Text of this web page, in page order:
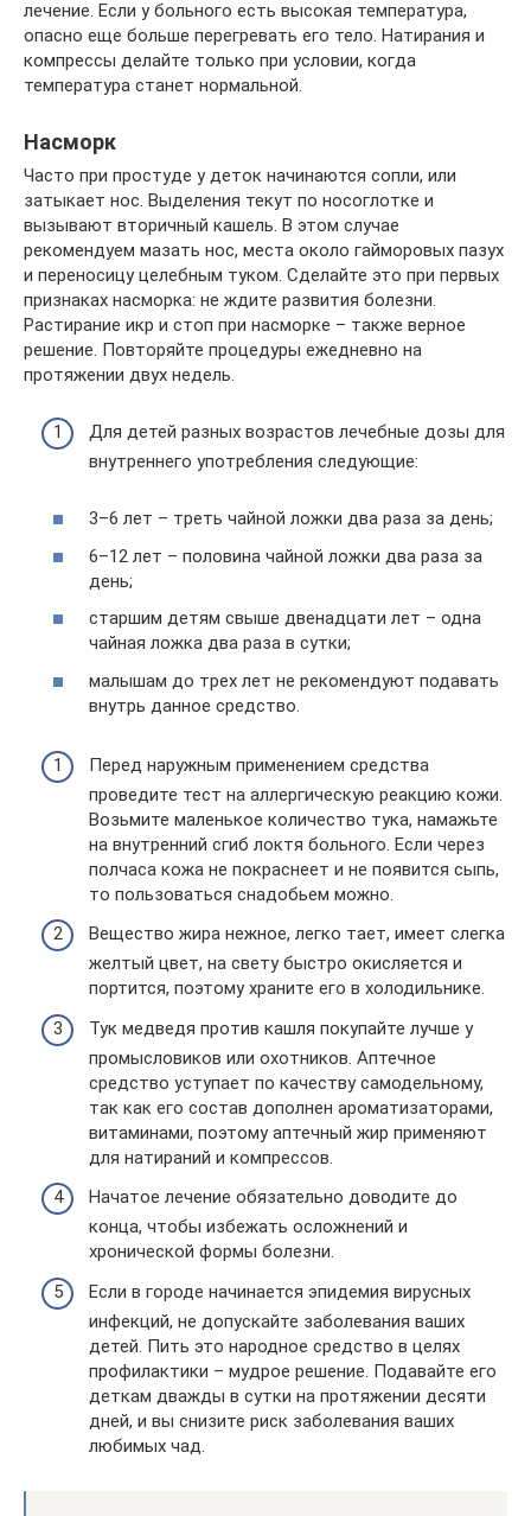
лечение. Если у больного есть высокая температура,
опасно еще больше перегревать его тело. Натирания и
компрессы делайте только при условии, когда
температура станет нормальной.
Насморк
Часто при простуде у деток начинаются сопли, или
затыкает нос. Выделения текут по носоглотке и
вызывают вторичный кашель. В этом случае
рекомендуем мазать нос, места около гайморовых пазух
и переносицу целебным туком. Сделайте это при первых
признаках насморка: не ждите развития болезни.
Растирание икр и стоп при насморке – также верное
решение. Повторяйте процедуры ежедневно на
протяжении двух недель.
Для детей разных возрастов лечебные дозы для
внутреннего употребления следующие:
3–6 лет – треть чайной ложки два раза за день;
6–12 лет – половина чайной ложки два раза за
день;
старшим детям свыше двенадцати лет – одна
чайная ложка два раза в сутки;
малышам до трех лет не рекомендуют подавать
внутрь данное средство.
Перед наружным применением средства
проведите тест на аллергическую реакцию кожи.
Возьмите маленькое количество тука, намажьте
на внутренний сгиб локтя больного. Если через
полчаса кожа не покраснеет и не появится сыпь,
то пользоваться снадобьем можно.
Вещество жира нежное, легко тает, имеет слегка
желтый цвет, на свету быстро окисляется и
портится, поэтому храните его в холодильнике.
Тук медведя против кашля покупайте лучше у
промысловиков или охотников. Аптечное
средство уступает по качеству самодельному,
так как его состав дополнен ароматизаторами,
витаминами, поэтому аптечный жир применяют
для натираний и компрессов.
Начатое лечение обязательно доводите до
конца, чтобы избежать осложнений и
хронической формы болезни.
Если в городе начинается эпидемия вирусных
инфекций, не допускайте заболевания ваших
детей. Пить это народное средство в целях
профилактики – мудрое решение. Подавайте его
деткам дважды в сутки на протяжении десяти
дней, и вы снизите риск заболевания ваших
любимых чад.